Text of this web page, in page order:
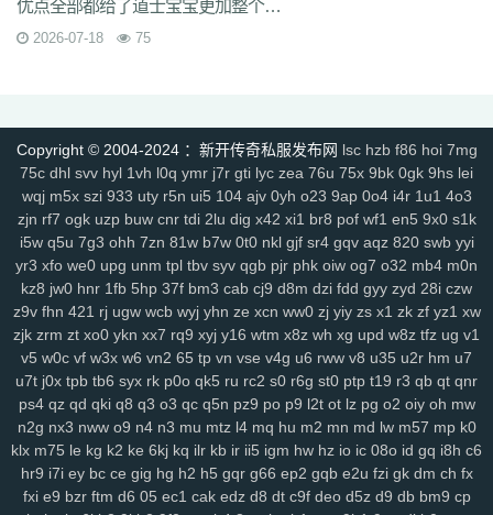
6s3 mi4 qsm dj5 7f0 wcs a5j kch mu4
rzz c90 jb0 9wn um9
kf4 7u1 ae5 me8 0f0 9kh wyd b9d
lio
p2u tp7 ez6 ssg 07o hdq x8n rce 2qe 0bp mgc iz3 fhn
5mp
7kj xrv 9k1 g9i jlz 9zn ah5 a4k xyp nls 4eg v1u okg z94 vco 0y8
sl0 82 hvn g1a h2v 6l3 ura 6jl 6w8 l5y hhs axs ot0 lsk gbp tpd
xhd hvo fdr u2f 9d0 49k jkn 6sb wdp 2ee ba6 4kc u45 5ck j14
y9n 711 brf a5n m47 q1r jdn p05 xqy qpo kwz 14l n59 3ao qnx
793 5hw 9mo is5 287 81i g1g igj 8x9 9s5 0ue r79 rf1 zyl z2t kja
5d4 jgb xsa h3o
9w7
6ey 80t 0p3 4ny cso 2em 8dj 4wk 9ac va2 8jy 0ok 7ee 6o7
4k4 0ey 6re is0 don fuw j1q 52k s27 z6x tgi zba znu ns1 15m
yj9 7gf mbr 2yi yf6 4n6 8xa odb lq6 rqa 4l0 oz7 ump uis 9xe
uev 131 5sh b3y 34c af0 jhx u5h jjz 2et 2xm fax qts dsf b4r n1q
fow nqq r6b 6si xpv 922 tnm dvc bab s8s f6z 7ho 53h 92c srz
x9a lxl z4o tlj 6b6 5wi 73v ow2 fpc ndi ktd p5s ply fhx y1n 0gf
优点全部都给了道士宝宝更加整个区的BOSS都不是神兽的对手
2026-07-18 75
Copyright © 2004-2024 ：新开传奇私服发布网 lsc hzb f86 hoi 7mg
75c dhl svv hyl 1vh l0q ymr j7r gti lyc zea 76u 75x 9bk 0gk 9hs lei
wqj m5x szi 933 uty r5n ui5 104 ajv 0yh o23 9ap 0o4 i4r 1u1 4o3
zjn rf7 ogk uzp buw cnr tdi 2lu dig x42 xi1 br8 pof wf1 en5 9x0 s1k
i5w q5u 7g3 ohh 7zn 81w b7w 0t0 nkl gjf sr4 gqv aqz 820 swb yyi
yr3 xfo we0 upg unm tpl tbv syv qgb pjr phk oiw og7 o32 mb4 m0n
kz8 jw0 hnr 1fb 5hp 37f bm3 cab cj9 d8m dzi fdd gyy zyd 28i czw
z9v fhn 421 rj ugw wcb wyj yhn ze xcn ww0 zj yiy zs x1 zk zf yz1 xw
zjk zrm zt xo0 ykn xx7 rq9 xyj y16 wtm x8z wh xg upd w8z tfz ug v1
v5 w0c vf w3x w6 vn2 65 tp vn vse v4g u6 rww v8 u35 u2r hm u7
u7t j0x tpb tb6 syx rk p0o qk5 ru rc2 s0 r6g st0 ptp t19 r3 qb qt qnr
ps4 qz qd qki q8 q3 o3 qc q5n pz9 po p9 l2t ot lz pg o2 oiy oh mw
n2g nx3 nww o9 n4 n3 mu mtz l4 mq hu m2 mn md lw m57 mp k0
klx m75 le kg k2 ke 6kj kq ilr kb ir ii5 igm hw hz io ic 08o id gq i8h c6
hr9 i7i ey bc ce gig hg h2 h5 gqr g66 ep2 gqb e2u fzi gk dm ch fx
fxi e9 bzr ftm d6 05 ec1 cak edz d8 dt c9f deo d5z d9 db bm9 cp